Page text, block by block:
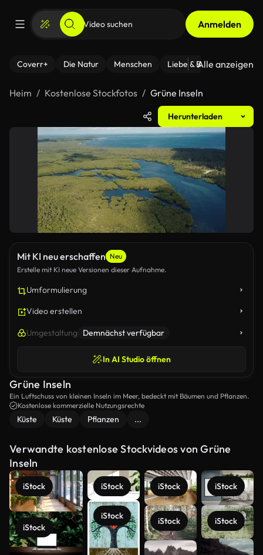
Anmelden
Coverr+ Die Natur Menschen Liebe & Beziehungen
Alle anzeigen
Heim Kostenlose Stockfotos Grüne Inseln
Herunterladen
Mit KI neu erschaffen Neu
Erstelle mit KI neue Versionen dieser Aufnahme.
Umformulierung
Video erstellen
Umgestaltung Demnächst verfügbar
In AI Studio öffnen
Grüne Inseln
Ein Luftschuss von kleinen Inseln im Meer, bedeckt mit Bäumen und Pflanzen.
Kostenlose kommerzielle Nutzungsrechte
Küste Küste Pflanzen ...
Verwandte kostenlose Stockvideos von Grüne
Inseln
iStock
iStock
iStock
iStock
iStock
iStock
iStock
iStock
Mehr